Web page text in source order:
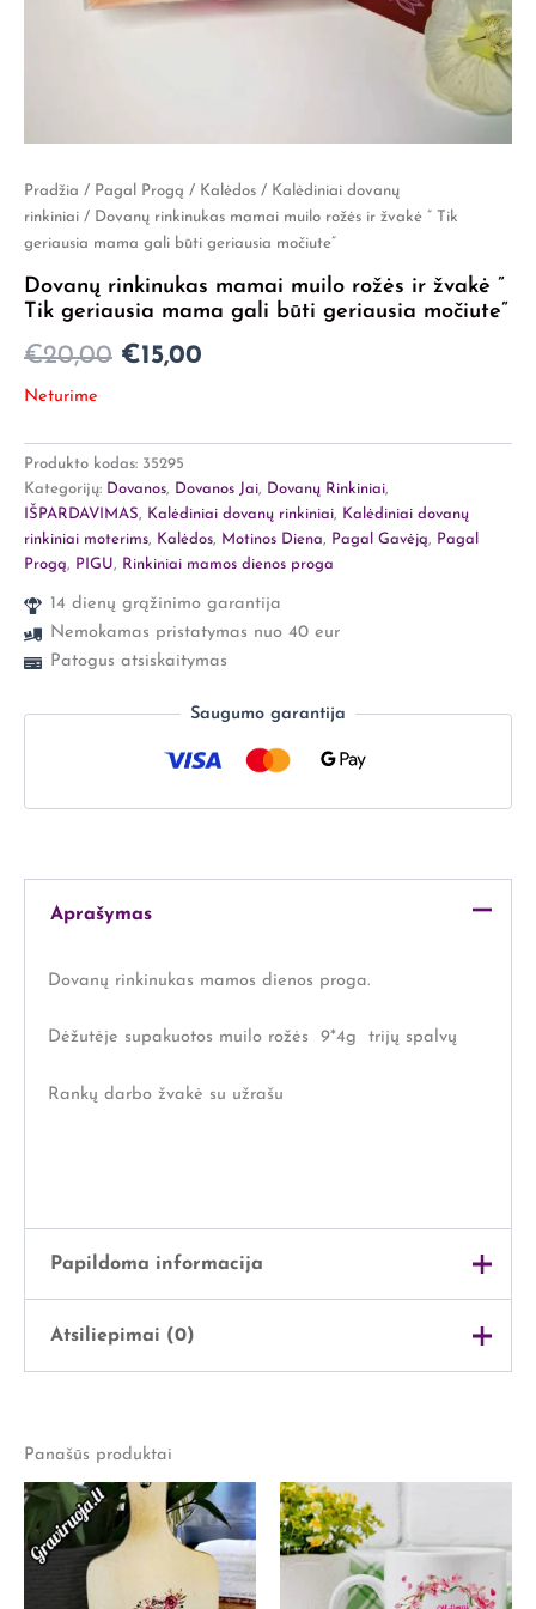
Pradžia / Pagal Progą / Kalėdos / Kalėdiniai dovanų
rinkiniai / Dovanų rinkinukas mamai muilo rožės ir žvakė ” Tik
geriausia mama gali būti geriausia močiute”
Dovanų rinkinukas mamai muilo rožės ir žvakė ”
Tik geriausia mama gali būti geriausia močiute”
€20,00
Original
price
was:
€15,00
Current
price
is:
€15,00.
Neturime
Produkto kodas: 35295
Kategorijų: Dovanos, Dovanos Jai, Dovanų Rinkiniai,
IŠPARDAVIMAS, Kalėdiniai dovanų rinkiniai, Kalėdiniai dovanų
rinkiniai moterims, Kalėdos, Motinos Diena, Pagal Gavėją, Pagal
Progą, PIGU, Rinkiniai mamos dienos proga
14 dienų grąžinimo garantija
Nemokamas pristatymas nuo 40 eur
Patogus atsiskaitymas
Saugumo garantija
Aprašymas
Dovanų rinkinukas mamos dienos proga.
Dėžutėje supakuotos muilo rožės 9*4g trijų spalvų
Rankų darbo žvakė su užrašu
Papildoma informacija
Svoris
Atsiliepimai (0)
Rašyti atsiliepimą gali tik prisijungę pirkėjai, kurie yra
įsigiję šį produktą.
Panašūs produktai